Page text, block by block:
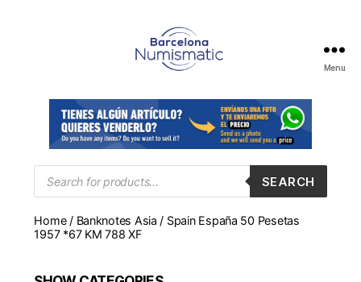
en
Barcelona
para
comprar
y
monedas,
Menu
Products
search
SEARCH
Home/ Banknotes Asia / Spain España 50 Pesetas
1957 *67 KM 788 XF